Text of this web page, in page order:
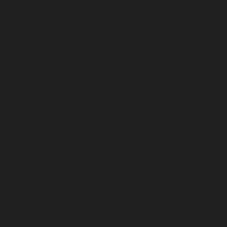
Bivša zvijezda Spasilačke službe
šezdesetih u badiću izgleda bolje